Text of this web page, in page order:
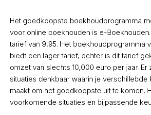
Het goedkoopste boekhoudprogramma
voor online boekhouden is e-
tarief van 9,95. Het boekhoudprogramma
biedt een lager tarief, echter is dit tarief
omzet van slechts 10,000 euro per jaar. Er
situaties denkbaar waarin je verschillebde
maakt om het goedkoopste uit te komen.
voorkomende situaties en bijpassende